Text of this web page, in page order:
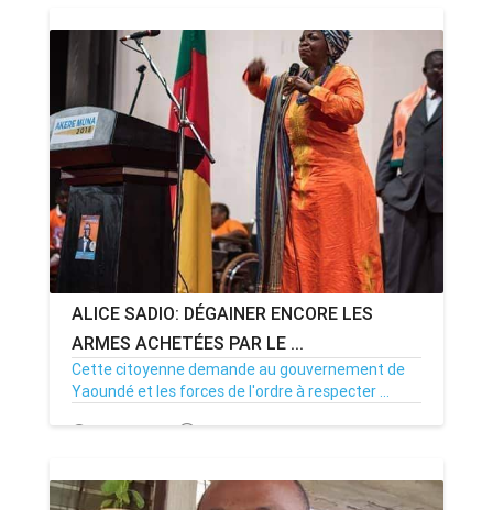
ALICE SADIO: DÉGAINER ENCORE LES
ARMES ACHETÉES PAR LE ...
Cette citoyenne demande au gouvernement de
Yaoundé et les forces de l'ordre à respecter ...
20/09/20 Par MenouActu 0